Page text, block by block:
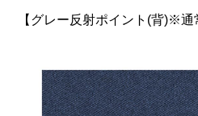
【グレー反射ポイント(背)※通